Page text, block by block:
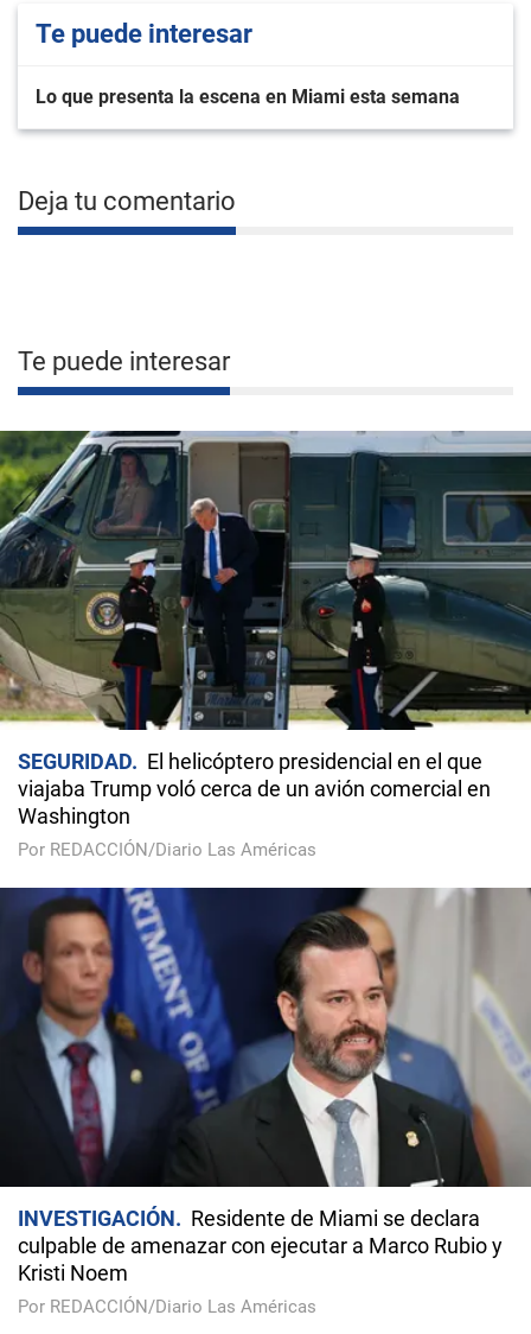
Te puede interesar
Lo que presenta la escena en Miami esta semana
Deja tu comentario
Te puede interesar
SEGURIDAD
El helicóptero presidencial en el que
viajaba Trump voló cerca de un avión comercial en
Washington
Por REDACCIÓN/Diario Las Américas
INVESTIGACIÓN
Residente de Miami se declara
culpable de amenazar con ejecutar a Marco Rubio y
Kristi Noem
Por REDACCIÓN/Diario Las Américas